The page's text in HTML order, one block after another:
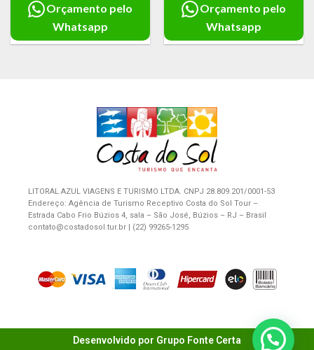
Orçamento pelo
Whatsapp
Orçamento pelo
Whatsapp
LITORAL AZUL VIAGENS E TURISMO LTDA. CNPJ 28.809.201/0001-53
Endereço: Agência de Turismo Receptivo Costa do Sol Tour –
Estrada Cabo Frio Búzios 4, sala – São José, Búzios – RJ – Brasil
contato@costadosol.tur.br | (22) 99265-1295
Desenvolvido por Grupo Fonte Certa